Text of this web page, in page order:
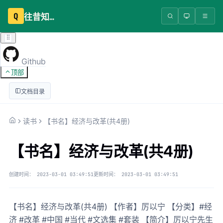
Q 往昔知识库
Github
顶部
文档目录
读书 【书名】经济与改革(共4册)
【书名】经济与改革(共4册)
创建时间： 2023-03-01 03:49:51更新时间： 2023-03-01 03:49:51
【书名】经济与改革(共4册) 【作者】厉以宁 【分类】#经
济 #改革 #中国 #当代 #文选集 #套装 【简介】厉以宁先生